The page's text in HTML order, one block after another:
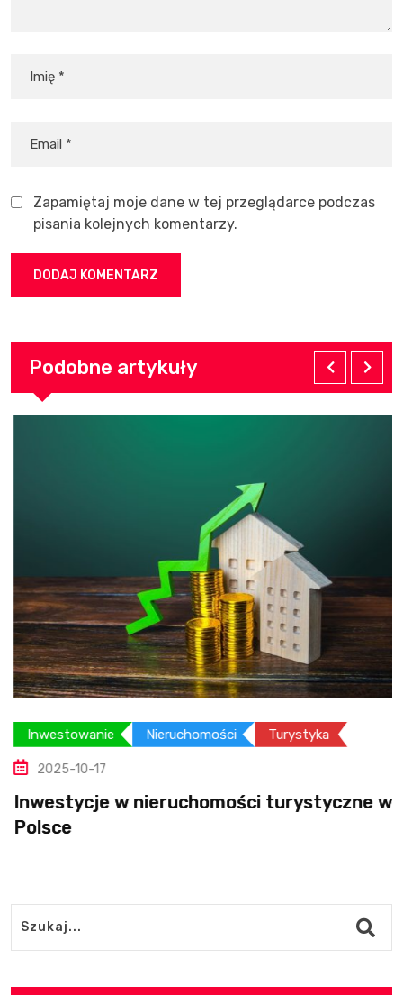
Zapamiętaj moje dane w tej przeglądarce podczas
pisania kolejnych komentarzy.
Podobne artykuły
Inwestowanie Nieruchomości Turystyka
2025-10-17
Inwestycje w nieruchomości turystyczne w
Polsce